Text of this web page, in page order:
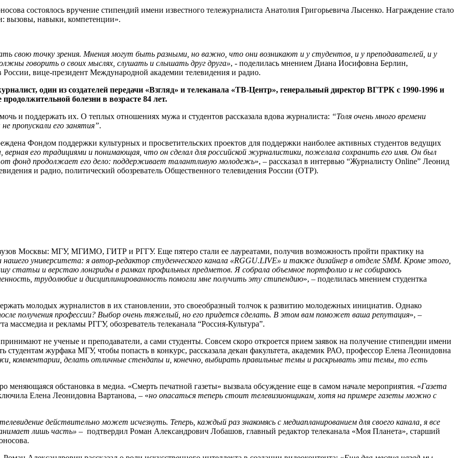
состоялось вручение стипендий имени известного тележурналиста Анатолия Григорьевича Лысенко. Награждение стало
вызовы, навыки, компетенции».
свою точку зрения. Мнения могут быть разными, но важно, что они возникают и у студентов, и у преподавателей, и у
говорить о своих мыслях, слушать и слышать друг друга», - поделилась мнением Диана Иосифовна Берлин,
вице-президент Международной академии телевидения и радио.
один из создателей передачи «Взгляд» и телеканала «ТВ-Центр», генеральный директор ВГТРК с 1990-1996 и
болезни в возрасте 84 лет.
и поддержать их. О теплых отношениях мужа и студентов рассказала вдова журналиста: “Толя очень много времени
пропускали его занятия”.
Фондом поддержки культурных и просветительских проектов для поддержки наиболее активных студентов ведущих
верная его традициями и понимающая, что он сделал для российской журналистики, пожелала сохранить его имя. Он был
фонд продолжает его дело: поддерживает талантливую молодежь», – рассказал в интервью “Журналисту Online” Леонид
и радио, политический обозреватель Общественного телевидения России (ОТР).
Москвы: МГУ, МГИМО, ГИТР и РГГУ. Еще пятеро стали ее лауреатами, получив возможность пройти практику на
университета: я автор-редактор студенческого канала «RGGU.LIVE» и также дизайнер в отделе SMM. Кроме этого,
статьи и верстаю лонгриды в рамках профильных предметов. Я собрала объемное портфолио и не собираюсь
трудолюбие и дисциплинированность помогли мне получить эту стипендию», – поделилась мнением студентка
молодых журналистов в их становлении, это своеобразный толчок к развитию молодежных инициатив. Однако
получения профессии? Выбор очень тяжелый, но его придется сделать. В этом вам поможет ваша репутация», –
массмедиа и рекламы РГГУ, обозреватель телеканала “Россия-Культура”.
не ученые и преподаватели, а сами студенты. Совсем скоро откроется прием заявок на получение стипендии имени
журфака МГУ, чтобы попасть в конкурс, рассказала декан факультета, академик РАО, профессор Елена Леонидовна
комментарии, делать отличные стендапы и, конечно, выбирать правильные темы и раскрывать эти темы, то есть
меняющаяся обстановка в медиа. «Смерть печатной газеты» вызвала обсуждение еще в самом начале мероприятия. «Газета
Елена Леонидовна Вартанова, – «но опасаться теперь стоит телевизионщикам, хотя на примере газеты можно с
действительно может исчезнуть. Теперь, каждый раз знакомясь с медиапланированием для своего канала, я все
лишь часть» – подтвердил Роман Александрович Лобашов, главный редактор телеканала «Моя Планета», старший